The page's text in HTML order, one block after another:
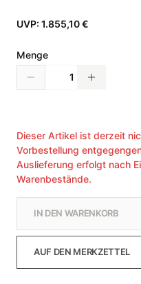
UVP: 1.855,10 €
Menge
Dieser Artikel ist derzeit
Vorbestellung
Auslieferung erfolgt nach
Warenbestände.
IN DEN WARENKORB
AUF DEN MERKZETTEL